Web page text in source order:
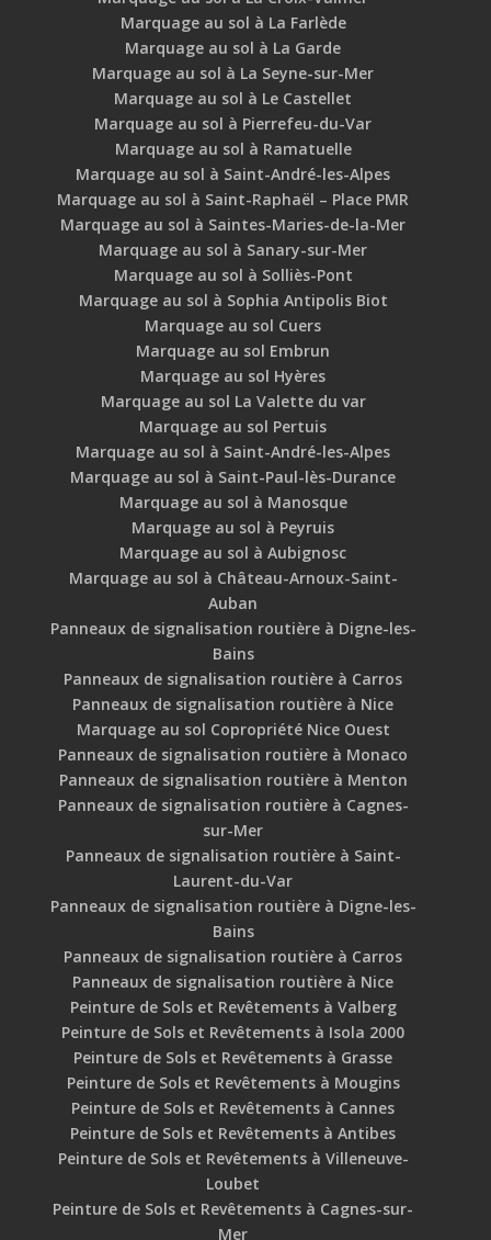
Marquage au sol à La Farlède
Marquage au sol à La Garde
Marquage au sol à La Seyne-sur-Mer
Marquage au sol à Le Castellet
Marquage au sol à Pierrefeu-du-Var
Marquage au sol à Ramatuelle
Marquage au sol à Saint-André-les-Alpes
Marquage au sol à Saint-Raphaël – Place PMR
Marquage au sol à Saintes-Maries-de-la-Mer
Marquage au sol à Sanary-sur-Mer
Marquage au sol à Solliès-Pont
Marquage au sol à Sophia Antipolis Biot
Marquage au sol Cuers
Marquage au sol Embrun
Marquage au sol Hyères
Marquage au sol La Valette du var
Marquage au sol Pertuis
Marquage au sol à Saint-André-les-Alpes
Marquage au sol à Saint-Paul-lès-Durance
Marquage au sol à Manosque
Marquage au sol à Peyruis
Marquage au sol à Aubignosc
Marquage au sol à Château-Arnoux-Saint-
Auban
Panneaux de signalisation routière à Digne-les-
Bains
Panneaux de signalisation routière à Carros
Panneaux de signalisation routière à Nice
Marquage au sol Copropriété Nice Ouest
Panneaux de signalisation routière à Monaco
Panneaux de signalisation routière à Menton
Panneaux de signalisation routière à Cagnes-
sur-Mer
Panneaux de signalisation routière à Saint-
Laurent-du-Var
Panneaux de signalisation routière à Digne-les-
Bains
Panneaux de signalisation routière à Carros
Panneaux de signalisation routière à Nice
Peinture de Sols et Revêtements à Valberg
Peinture de Sols et Revêtements à Isola 2000
Peinture de Sols et Revêtements à Grasse
Peinture de Sols et Revêtements à Mougins
Peinture de Sols et Revêtements à Cannes
Peinture de Sols et Revêtements à Antibes
Peinture de Sols et Revêtements à Villeneuve-
Loubet
Peinture de Sols et Revêtements à Cagnes-sur-
Mer